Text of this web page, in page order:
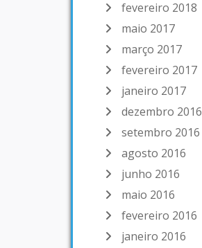
fevereiro 2018
maio 2017
março 2017
fevereiro 2017
janeiro 2017
dezembro 2016
setembro 2016
agosto 2016
junho 2016
maio 2016
fevereiro 2016
janeiro 2016